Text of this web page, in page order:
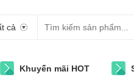
cả
Khuyến mãi HOT